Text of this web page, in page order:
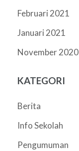
Februari 2021
Januari 2021
November 2020
KATEGORI
Berita
Info Sekolah
Pengumuman